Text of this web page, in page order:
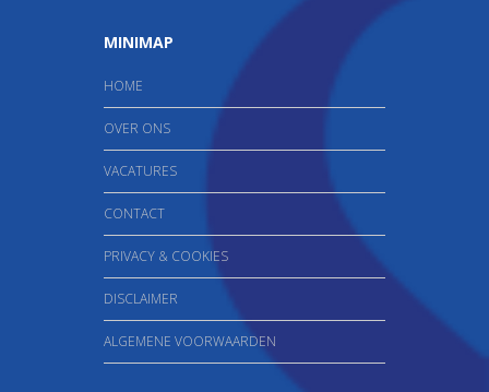
MINIMAP
HOME
OVER ONS
VACATURES
CONTACT
PRIVACY & COOKIES
DISCLAIMER
ALGEMENE VOORWAARDEN